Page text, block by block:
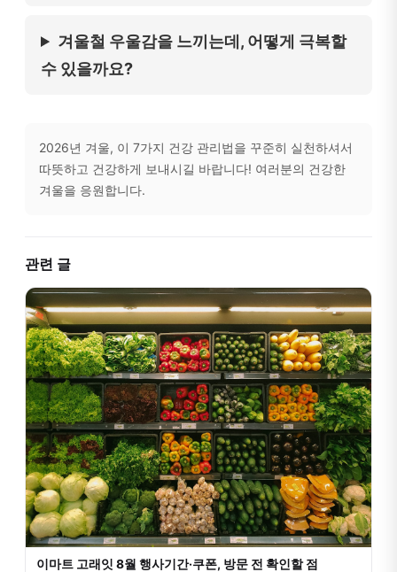
겨울철 우울감을 느끼는데, 어떻게 극복할
수 있을까요?
2026년 겨울, 이 7가지 건강 관리법을 꾸준히 실천하셔서
따뜻하고 건강하게 보내시길 바랍니다! 여러분의 건강한
겨울을 응원합니다.
관련 글
이마트 고래잇 8월 행사기간·쿠폰, 방문 전 확인할 점